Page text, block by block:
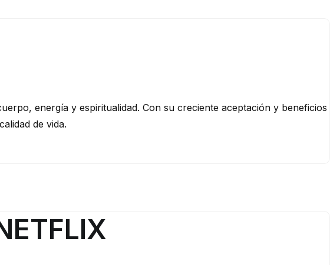
energía y espiritualidad. Con su creciente aceptación y beneficios
de vida.